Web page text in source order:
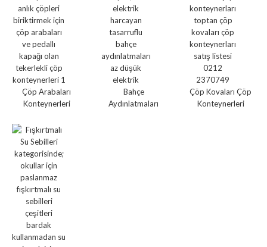
Çöp Arabaları
Konteynerleri
Bahçe
Aydınlatmaları
Çöp Kovaları Çöp
Konteynerleri